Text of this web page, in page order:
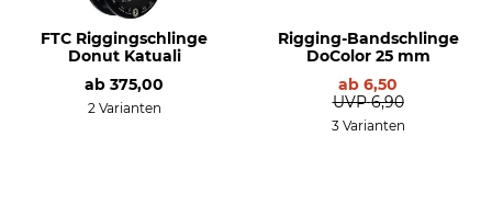
FTC Riggingschlinge
Donut Katuali
ab 375,00
2 Varianten
Rigging-Bandschlinge
DoColor 25 mm
ab 6,50
UVP 6,90
3 Varianten